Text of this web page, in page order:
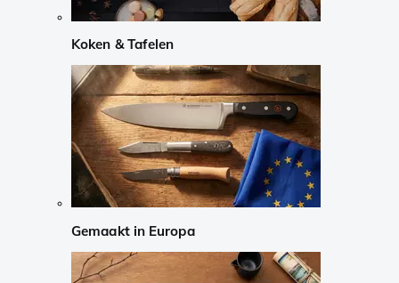
Koken & Tafelen
Gemaakt in Europa